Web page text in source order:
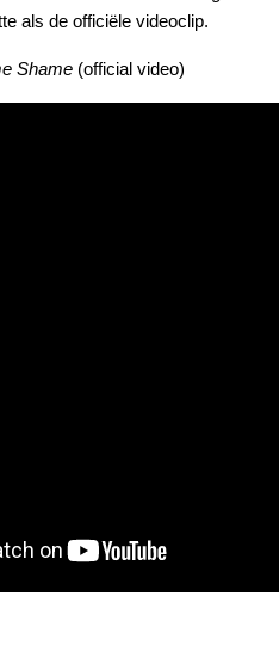
als de officiële videoclip.
Shame (official video)